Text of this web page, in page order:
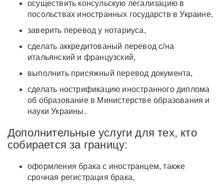
осуществить консульскую легализацию в
посольствах иностранных государств в Украине,
заверить перевод у нотариуса,
сделать аккредитованый перевод с/на
итальянский и французский,
выполнить присяжный перевод документа,
сделать нострификацию иностранного диплома
об образование в Министерстве образования и
науки Украины.
Дополнительные услуги для тех, кто
собирается за границу:
оформления брака с иностранцем, также
срочная регистрация брака,